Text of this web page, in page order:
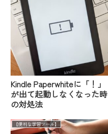
Kindle Paperwhiteに「！」
が出て起動しなくなった時
の対処法
【便利な学習ツール】